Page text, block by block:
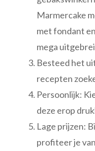
Marmercake
met fondant
mega
Besteed het
recepten
Persoonlijk:
deze erop
Lage prijzen:
profiteer je